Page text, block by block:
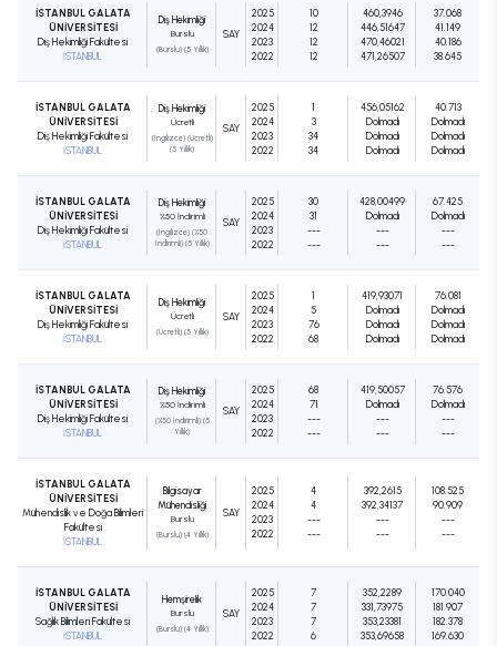
İSTANBUL GALATA
ÜNİVERSİTESİ
Diş Hekimliği Fakültesi
İSTANBUL
Diş Hekimliği
Burslu
(Burslu) (5 Yıllık)
SAY
2025
2024
2023
2022
10
12
12
12
460,3946
446,51647
470,46021
471,26507
37.068
41.149
40.186
38.645
İSTANBUL GALATA
ÜNİVERSİTESİ
Diş Hekimliği Fakültesi
İSTANBUL
Diş Hekimliği
Ücretli
(İngilizce) (Ücretli)
(5 Yıllık)
SAY
2025
2024
2023
2022
1
3
34
34
456,05162
Dolmadı
Dolmadı
Dolmadı
40.713
Dolmadı
Dolmadı
Dolmadı
İSTANBUL GALATA
ÜNİVERSİTESİ
Diş Hekimliği Fakültesi
İSTANBUL
Diş Hekimliği
%50 İndirimli
(İngilizce) (%50
İndirimli) (5 Yıllık)
SAY
2025
2024
2023
2022
30
31
---
---
428,00499
Dolmadı
---
---
67.425
Dolmadı
---
---
İSTANBUL GALATA
ÜNİVERSİTESİ
Diş Hekimliği Fakültesi
İSTANBUL
Diş Hekimliği
Ücretli
(Ücretli) (5 Yıllık)
SAY
2025
2024
2023
2022
1
5
76
68
419,93071
Dolmadı
Dolmadı
Dolmadı
76.081
Dolmadı
Dolmadı
Dolmadı
İSTANBUL GALATA
ÜNİVERSİTESİ
Diş Hekimliği Fakültesi
İSTANBUL
Diş Hekimliği
%50 İndirimli
(%50 İndirimli) (5
Yıllık)
SAY
2025
2024
2023
2022
68
71
---
---
419,50057
Dolmadı
---
---
76.576
Dolmadı
---
---
İSTANBUL GALATA
ÜNİVERSİTESİ
Mühendislik ve Doğa Bilimleri
Fakültesi
İSTANBUL
Bilgisayar
Mühendisliği
Burslu
(Burslu) (4 Yıllık)
SAY
2025
2024
2023
2022
4
4
---
---
392,2615
392,34137
---
---
108.525
90.909
---
---
İSTANBUL GALATA
ÜNİVERSİTESİ
Sağlık Bilimleri Fakültesi
İSTANBUL
Hemşirelik
Burslu
(Burslu) (4 Yıllık)
SAY
2025
2024
2023
2022
7
7
7
6
352,2289
331,73975
353,23381
353,69658
170.040
181.907
182.378
169.630